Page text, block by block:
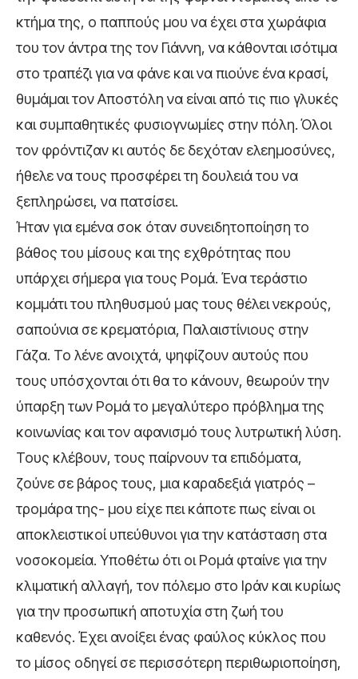
κτήμα της, ο παππούς μου να έχει στα χωράφια
του τον άντρα της τον Γιάννη, να κάθονται ισότιμα
στο τραπέζι για να φάνε και να πιούνε ένα κρασί,
θυμάμαι τον Αποστόλη να είναι από τις πιο γλυκές
και συμπαθητικές φυσιογνωμίες στην πόλη. Όλοι
τον φρόντιζαν κι αυτός δε δεχόταν ελεημοσύνες,
ήθελε να τους προσφέρει τη δουλειά του να
ξεπληρώσει, να πατσίσει.
Ήταν για εμένα σοκ όταν συνειδητοποίηση το
βάθος του μίσους και της εχθρότητας που
υπάρχει σήμερα για τους Ρομά. Ένα τεράστιο
κομμάτι του πληθυσμού μας τους θέλει νεκρούς,
σαπούνια σε κρεματόρια, Παλαιστίνιους στην
Γάζα. Το λένε ανοιχτά, ψηφίζουν αυτούς που
τους υπόσχονται ότι θα το κάνουν, θεωρούν την
ύπαρξη των Ρομά το μεγαλύτερο πρόβλημα της
κοινωνίας και τον αφανισμό τους λυτρωτική λύση.
Τους κλέβουν, τους παίρνουν τα επιδόματα,
ζούνε σε βάρος τους, μια καραδεξιά γιατρός –
τρομάρα της- μου είχε πει κάποτε πως είναι οι
αποκλειστικοί υπεύθυνοι για την κατάσταση στα
νοσοκομεία. Υποθέτω ότι οι Ρομά φταίνε για την
κλιματική αλλαγή, τον πόλεμο στο Ιράν και κυρίως
για την προσωπική αποτυχία στη ζωή του
καθενός. Έχει ανοίξει ένας φαύλος κύκλος που
το μίσος οδηγεί σε περισσότερη περιθωριοποίηση,